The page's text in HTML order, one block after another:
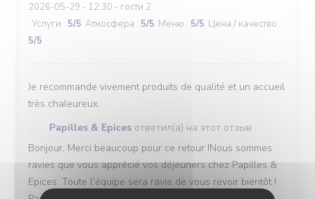
2026-05-29 - 12:30 - гости 2
Услуги : 5/5 Атмосфера : 5/5 Меню : 5/5 Цена / качество :
5/5
Je recommande vivement produits de qualité et un accueil
très chaleureux.
Papilles & Epices ответил(а) на этот отзыв
Bonjour, Merci beaucoup pour ce retour !Nous sommes
ravies que vous apprécié vos déjeuners chez Papilles &
Epices. Toute l'équipe sera ravie de vous revoir bientôt !